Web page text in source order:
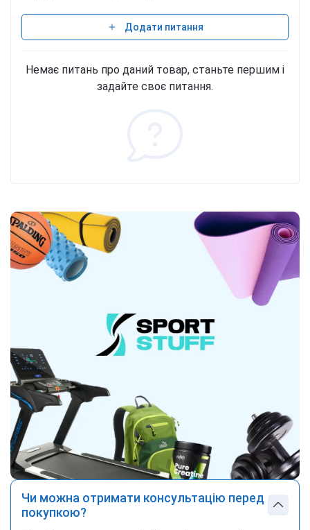
Додати питання
Немає питань про даний товар, станьте першим і
задайте своє питання.
Чи можна отримати консультацію перед
покупкою?